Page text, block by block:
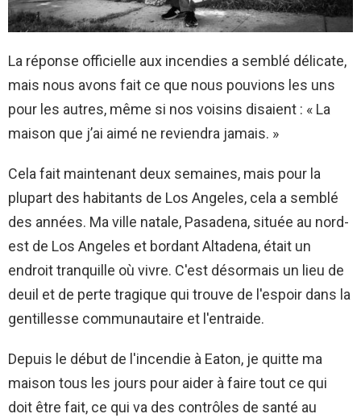
La réponse officielle aux incendies a semblé délicate,
mais nous avons fait ce que nous pouvions les uns
pour les autres, même si nos voisins disaient : « La
maison que j’ai aimé ne reviendra jamais. »
Cela fait maintenant deux semaines, mais pour la
plupart des habitants de Los Angeles, cela a semblé
des années. Ma ville natale, Pasadena, située au nord-
est de Los Angeles et bordant Altadena, était un
endroit tranquille où vivre. C'est désormais un lieu de
deuil et de perte tragique qui trouve de l'espoir dans la
gentillesse communautaire et l'entraide.
Depuis le début de l'incendie à Eaton, je quitte ma
maison tous les jours pour aider à faire tout ce qui
doit être fait, ce qui va des contrôles de santé au